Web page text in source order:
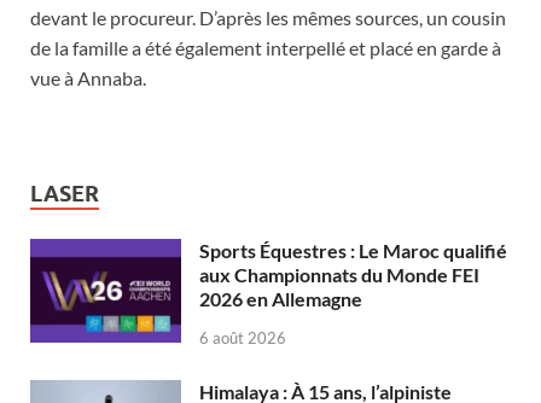
devant le procureur. D’après les mêmes sources, un cousin
de la famille a été également interpellé et placé en garde à
vue à Annaba.
LASER
Sports Équestres : Le Maroc qualifié
aux Championnats du Monde FEI
2026 en Allemagne
6 août 2026
Himalaya : À 15 ans, l’alpiniste